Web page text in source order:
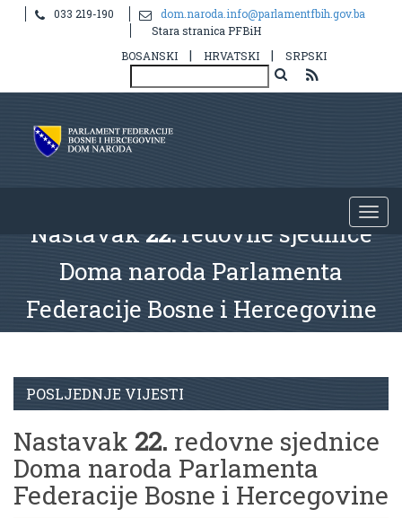
033 219-190
dom.naroda.info@parlamentfbih.gov.ba
Stara stranica PFBiH
BOSANSKI
| HRVATSKI | SRPSKI
Nastavak22.redovne sjednice
Doma naroda Parlamenta
Federacije Bosne i Hercegovine
POSLJEDNJE VIJESTI
Nastavak 22. redovne sjednice
Doma naroda Parlamenta
Federacije Bosne i Hercegovine